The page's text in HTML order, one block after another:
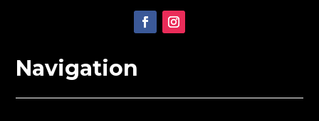
Navigation